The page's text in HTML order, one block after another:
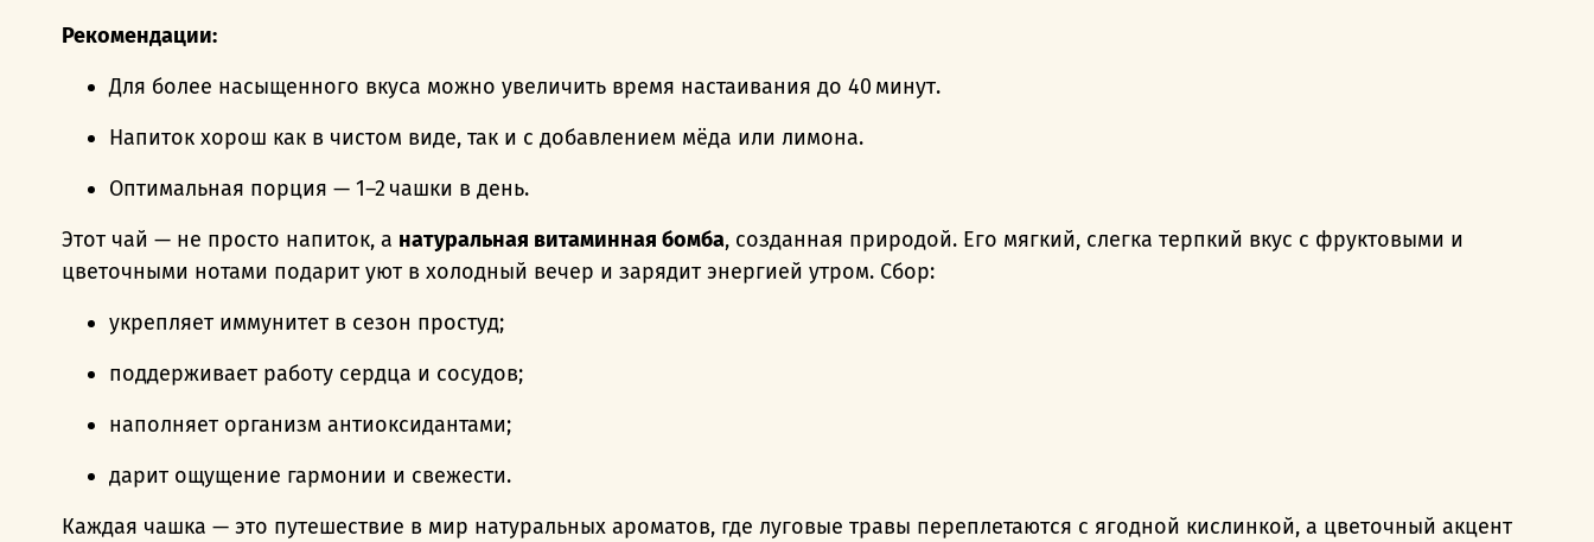
Рекомендации:
Для более насыщенного вкуса можно увеличить время настаивания до 40 минут.
Напиток хорош как в чистом виде, так и с добавлением мёда или лимона.
Оптимальная порция — 1–2 чашки в день.
Этот чай — не просто напиток, а натуральная витаминная бомба, созданная природой. Его мягкий, слегка терпкий вкус с фруктовыми и
цветочными нотами подарит уют в холодный вечер и зарядит энергией утром. Сбор:
укрепляет иммунитет в сезон простуд;
поддерживает работу сердца и сосудов;
наполняет организм антиоксидантами;
дарит ощущение гармонии и свежести.
Каждая чашка — это путешествие в мир натуральных ароматов, где луговые травы переплетаются с ягодной кислинкой, а цветочный акцент